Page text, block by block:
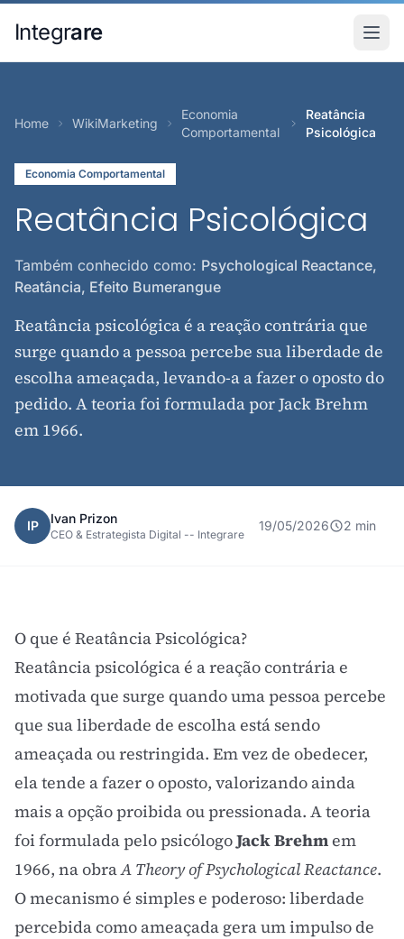
Integrare
Home WikiMarketing
Economia
Comportamental
Reatância
Psicológica
Economia Comportamental
Reatância Psicológica
Também conhecido como: Psychological Reactance,
Reatância, Efeito Bumerangue
Reatância psicológica é a reação contrária que
surge quando a pessoa percebe sua liberdade de
escolha ameaçada, levando-a a fazer o oposto do
pedido. A teoria foi formulada por Jack Brehm
em 1966.
IP Ivan Prizon
CEO & Estrategista Digital -- Integrare
19/05/2026 2 min
O que é Reatância Psicológica?
Reatância psicológica é a reação contrária e
motivada que surge quando uma pessoa percebe
que sua liberdade de escolha está sendo
ameaçada ou restringida. Em vez de obedecer,
ela tende a fazer o oposto, valorizando ainda
mais a opção proibida ou pressionada. A teoria
foi formulada pelo psicólogoJack Brehmem
1966, na obraA Theory of Psychological Reactance.
O mecanismo é simples e poderoso: liberdade
percebida como ameaçada gera um impulso de